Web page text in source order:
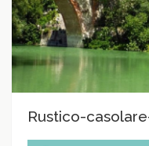
Rustico-